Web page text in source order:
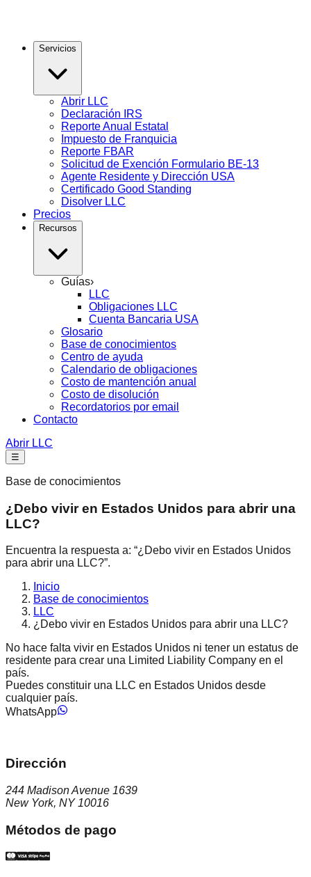
Servicios
Abrir LLC
Declaración IRS
Reporte Anual Estatal
Impuesto de Franquicia
Reporte FBAR
Solicitud de Exención Formulario BE-13
Agente Residente y Dirección USA
Certificado Good Standing
Disolver LLC
Precios
Recursos
Guías›
LLC
Obligaciones LLC
Cuenta Bancaria USA
Glosario
Base de conocimientos
Centro de ayuda
Calendario de obligaciones
Costo de mantención anual
Costo de disolución
Recordatorios por email
Contacto
Abrir LLC
☰
Base de conocimientos
¿Debo vivir en Estados Unidos para abrir una
LLC?
Encuentra la respuesta a: “¿Debo vivir en Estados Unidos
para abrir una LLC?”.
Inicio
Base de conocimientos
LLC
¿Debo vivir en Estados Unidos para abrir una LLC?
No hace falta vivir en Estados Unidos ni tener un estatus de
residente para crear una Limited Liability Company en el
país.
Puedes constituir una LLC en Estados Unidos desde
cualquier país.
WhatsApp
Dirección
244 Madison Avenue 1639
New York, NY 10016
Métodos de pago